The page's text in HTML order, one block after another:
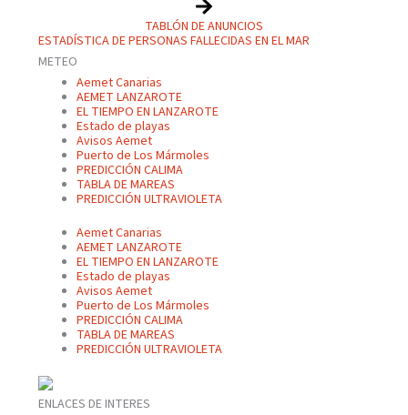
TABLÓN DE ANUNCIOS
ESTADÍSTICA DE PERSONAS FALLECIDAS EN EL MAR
METEO
Aemet Canarias
AEMET LANZAROTE
EL TIEMPO EN LANZAROTE
Estado de playas
Avisos Aemet
Puerto de Los Mármoles
PREDICCIÓN CALIMA
TABLA DE MAREAS
PREDICCIÓN ULTRAVIOLETA
Aemet Canarias
AEMET LANZAROTE
EL TIEMPO EN LANZAROTE
Estado de playas
Avisos Aemet
Puerto de Los Mármoles
PREDICCIÓN CALIMA
TABLA DE MAREAS
PREDICCIÓN ULTRAVIOLETA
ENLACES DE INTERES